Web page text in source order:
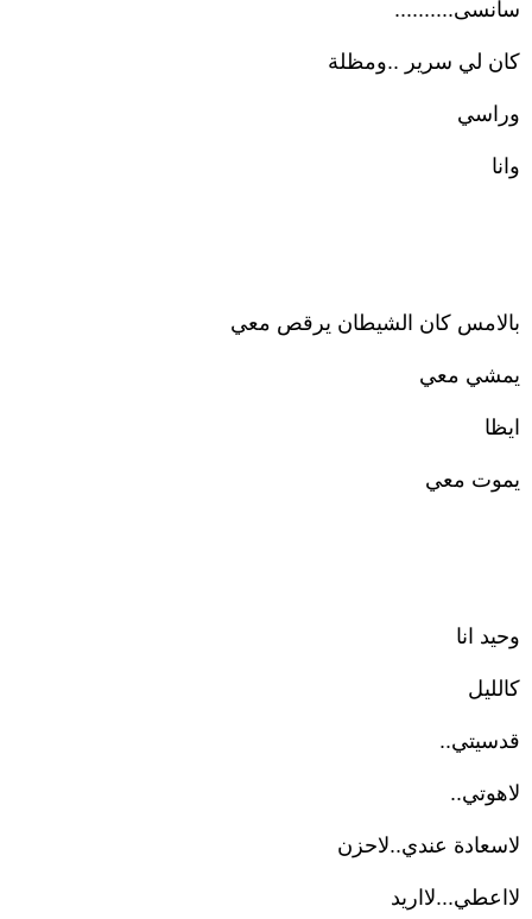
سانسى..........
كان لي سرير ..ومظلة
وراسي
وانا
بالامس كان الشيطان يرقص معي
يمشي معي
ايظا
يموت معي
وحيد انا
كالليل
قدسيتي..
لاهوتي..
لاسعادة عندي..لاحزن
لااعطي...لااريد